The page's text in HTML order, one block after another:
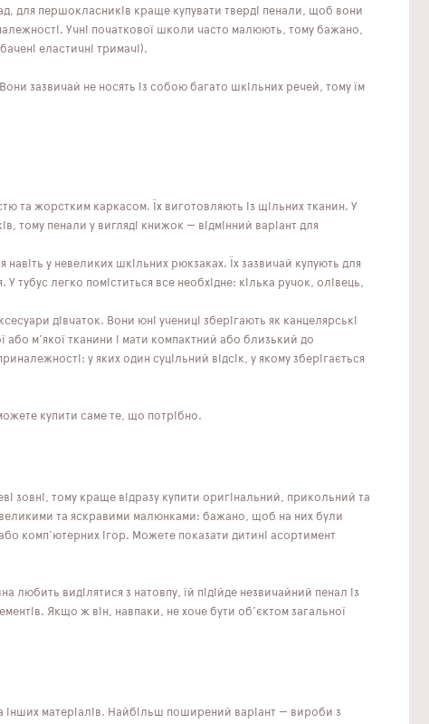
для першокласників краще купувати тверді пенали, щоб вони
Учні початкової школи часто малюють, тому бажано,
еластичні тримачі).
зазвичай не носять із собою багато шкільних речей, тому їм
та жорстким каркасом. Їх виготовляють із щільних тканин. У
тому пенали у вигляді книжок — відмінний варіант для
у невеликих шкільних рюкзаках. Їх зазвичай купують для
тубус легко поміститься все необхідне: кілька ручок, олівець,
дівчаток. Вони юні учениці зберігають як канцелярські
м'якої тканини і мати компактний або близький до
у яких один суцільний відсік, у якому зберігається
купити саме те, що потрібно.
тому краще відразу купити оригінальний, прикольний та
та яскравими малюнками: бажано, щоб на них були
комп'ютерних ігор. Можете показати дитині асортимент
любить виділятися з натовпу, їй підійде незвичайний пенал із
Якщо ж він, навпаки, не хоче бути об'єктом загальної
інших матеріалів. Найбільш поширений варіант — вироби з